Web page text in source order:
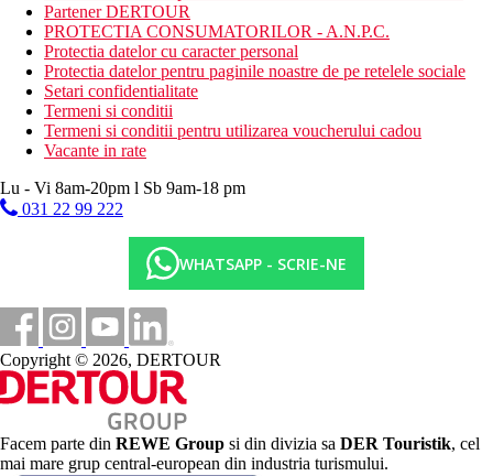
sporturi acvatice pe plaja
Dieta
All Inclusive:
include micul dejun, pranzurile si cinele tip bufet (bere,
vin si bauturi racoritoare de productie locala sunt
disponibile oaspetilor in timpul pranzului si al cinei);
gustari usoare in timpul zilei;
bauturi racoritoare nelimitate la robinet si bauturi alcoolice
produse local.
In timpul cinei este necesara tinuta formala.
Oaspetii hotelului pot folosi toate facilitatile de pe Calypso
Beach, cu exceptia restaurantului.
Categoria oficiala
Site web
Site web: https://calypsohotels.com/calypso-palace/
Taxa turistica
Incepand cu 2025, in Grecia exista obligatia de a plati taxa
climatica in functie de categoria de hotel. Taxa nu este inclusa in
tariful ofertei si va fi achitata de catre client la receptia hotelului.
Partener DERTOUR
PROTECTIA CONSUMATORILOR - A.N.P.C.
Protectia datelor cu caracter personal
Protectia datelor pentru paginile noastre de pe retelele sociale
Setari confidentialitate
Termeni si conditii
Termeni si conditii pentru utilizarea voucherului cadou
Vacante in rate
Lu - Vi 8am-20pm l Sb 9am-18 pm
031 22 99 222
WHATSAPP - SCRIE-NE
Copyright © 2026, DERTOUR
Facem parte din REWE Group si din divizia sa DER Touristik, cel
mai mare grup central-european din industria turismului.